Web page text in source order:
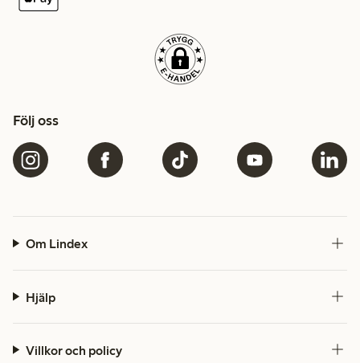
Följ oss
Om Lindex
Hjälp
Villkor och policy